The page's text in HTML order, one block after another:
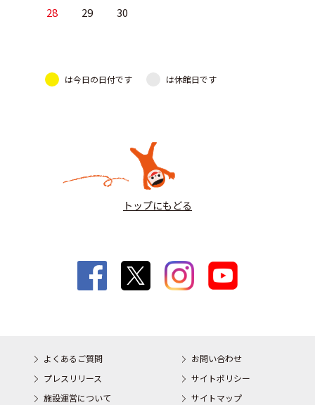
28 29 30
は今日の日付です は休館日です
トップにもどる
よくあるご質問
お問い合わせ
プレスリリース
サイトポリシー
施設運営について
サイトマップ